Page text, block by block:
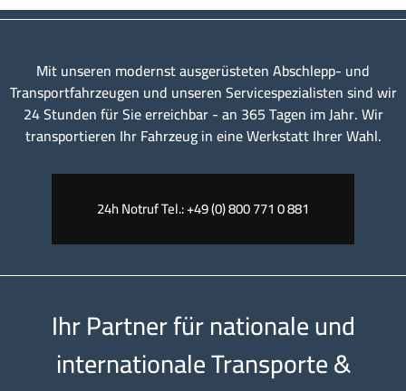
Mit unseren modernst ausgerüsteten Abschlepp- und
Transportfahrzeugen und unseren Servicespezialisten sind wir
24 Stunden für Sie erreichbar - an 365 Tagen im Jahr. Wir
transportieren Ihr Fahrzeug in eine Werkstatt Ihrer Wahl.
24h Notruf Tel.: +49 (0) 800 771 0 881
Ihr Partner für nationale und
internationale Transporte &